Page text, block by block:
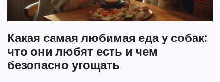
Какая самая любимая еда у собак:
что они любят есть и чем
безопасно угощать